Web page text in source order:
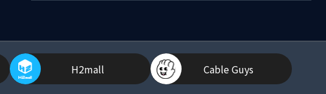
H2mall Cable Guys